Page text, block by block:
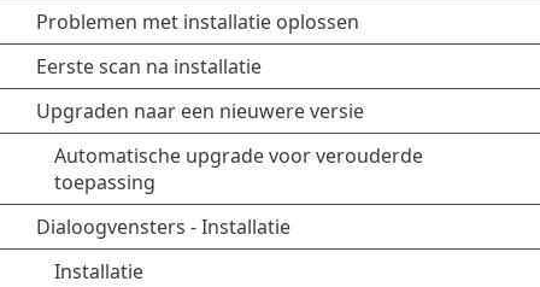
Problemen met installatie oplossen
Eerste scan na installatie
Upgraden naar een nieuwere versie
Automatische upgrade voor verouderde
toepassing
Dialoogvensters - Installatie
Installatie